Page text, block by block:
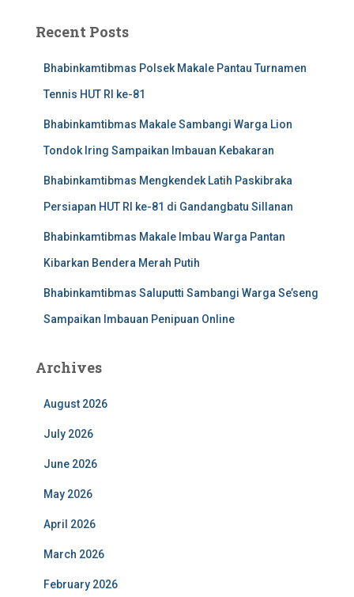
Recent Posts
Bhabinkamtibmas Polsek Makale Pantau Turnamen
Tennis HUT RI ke-81
Bhabinkamtibmas Makale Sambangi Warga Lion
Tondok Iring Sampaikan Imbauan Kebakaran
Bhabinkamtibmas Mengkendek Latih Paskibraka
Persiapan HUT RI ke-81 di Gandangbatu Sillanan
Bhabinkamtibmas Makale Imbau Warga Pantan
Kibarkan Bendera Merah Putih
Bhabinkamtibmas Saluputti Sambangi Warga Se’seng
Sampaikan Imbauan Penipuan Online
Archives
August 2026
July 2026
June 2026
May 2026
April 2026
March 2026
February 2026